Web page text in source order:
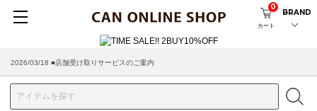
カート
0
BRAND
2026/03/18 ■店舗受け取りサービスのご案内